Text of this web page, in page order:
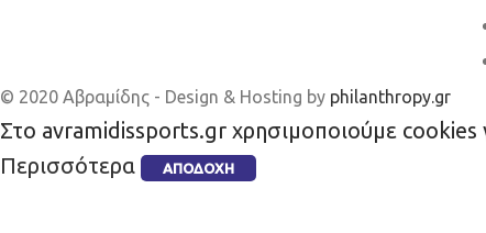
© 2020 Αβραμίδης - Design & Hosting by philanthropy.gr
Στο avramidissports.gr χρησιμοποιούμε cookies
Περισσότερα
ΑΠΟΔΟΧΉ